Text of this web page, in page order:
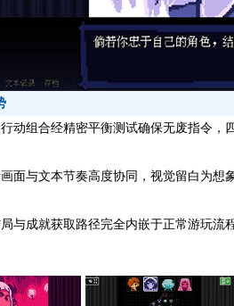
组合经精密平衡测试确保无废指令，
与文本节奏高度协同，视觉留白为想
成就获取路径完全内嵌于正常游玩流